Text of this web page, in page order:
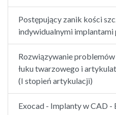
Postępujący zanik kości
indywidualnymi
Rozwiązywanie
łuku twarzowego i
(I stopień artykulacji)
Exocad - Implanty w CAD -